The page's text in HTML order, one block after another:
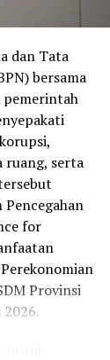
pangan
Gus
dan Tata
bersama
pemerintah
ruang, serta
for
Provinsi
2026.